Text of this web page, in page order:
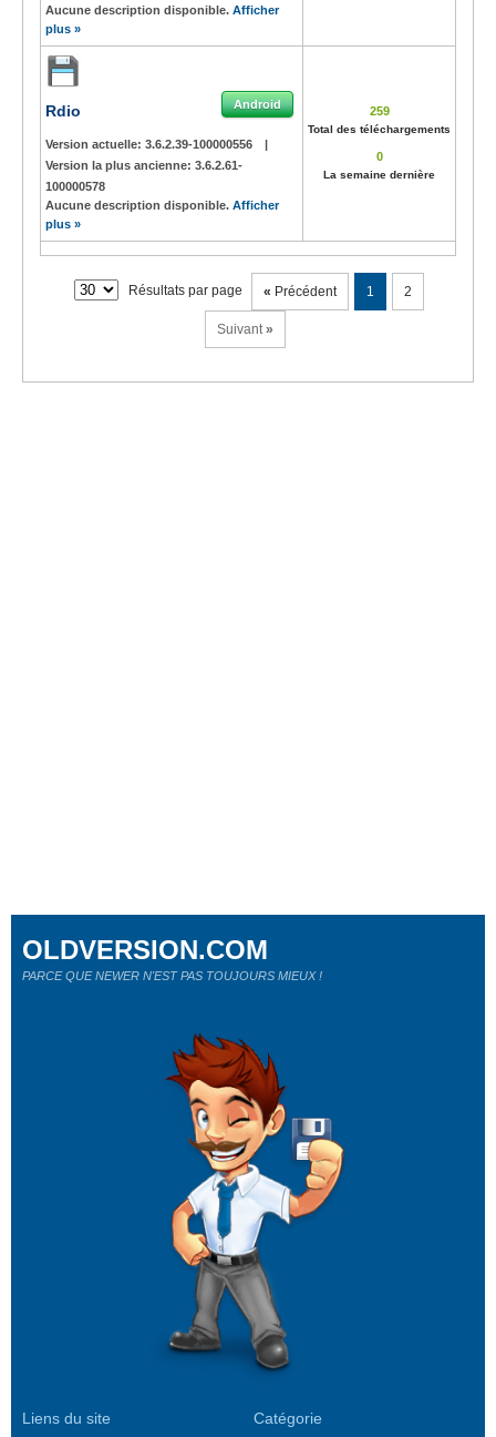
Aucune description disponible. Afficher
plus »
Rdio Android
Version actuelle: 3.6.2.39-100000556
|
Version la plus ancienne: 3.6.2.61-
100000578
Aucune description disponible. Afficher
plus »
259
Total des téléchargements
0
La semaine dernière
Résultats par page « Précédent 1 2
Suivant»
Liens du site Catégorie
OLDVERSION.COM
PARCE QUE NEWER N'EST PAS TOUJOURS MIEUX !